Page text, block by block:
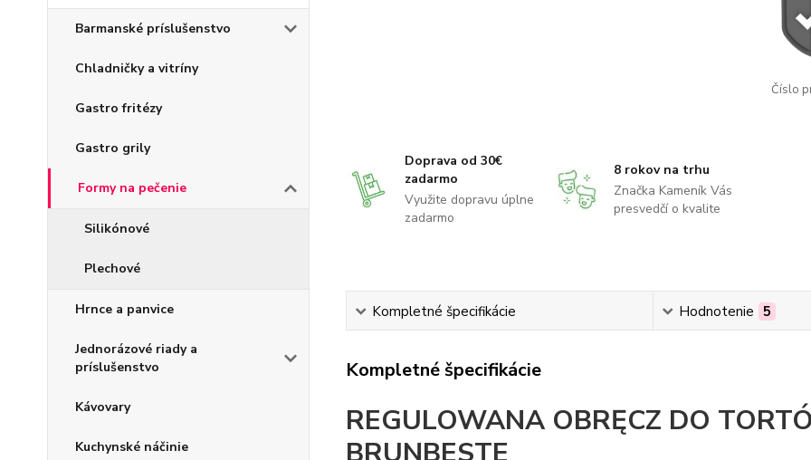
Barmanské príslušenstvo
Chladničky a vitríny
Gastro fritézy
Gastro grily
Formy na pečenie
Silikónové
Plechové
Hrnce a panvice
Jednorázové riady a
príslušenstvo
Kávovary
Kuchynské náčinie
Číslo
Doprava od 30€
zadarmo
Využite dopravu úplne
zadarmo
8 rokov na trhu
Značka Kameník Vás
presvedčí o kvalite
Kompletné špecifikácie Hodnotenie 5
Kompletné špecifikácie
REGULOWANA OBRĘCZ DO